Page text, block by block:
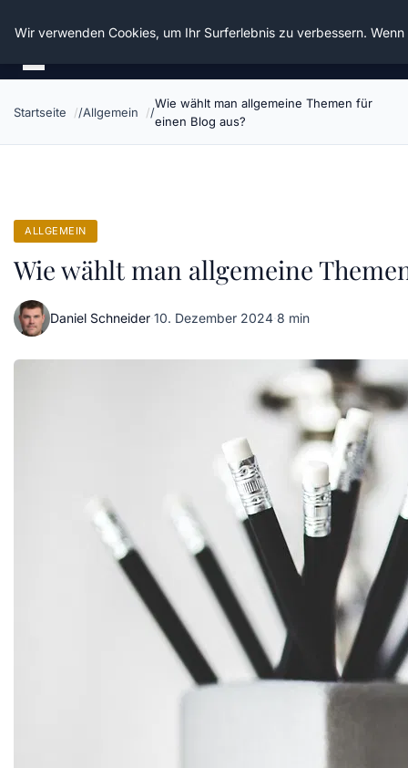
Die Schnitter
Startseite Allgemein
Wie wählt man allgemeine Themen für
einen Blog aus?
ALLGEMEIN
Wie wählt man allgemeine
Daniel Schneider·10. Dezember 2024·8 min
Wir verwenden Cookies, um Ihr Surferlebnis zu verbessern.